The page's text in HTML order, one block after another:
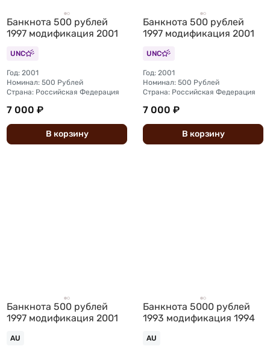
Банкнота 500 рублей
1997 модификация 2001
UNC
Год: 2001
Номинал: 500 Рублей
Страна: Российская Федерация
7 000 ₽
В корзину
Банкнота 500 рублей
1997 модификация 2001
UNC
Год: 2001
Номинал: 500 Рублей
Страна: Российская Федерация
7 000 ₽
В корзину
Банкнота 500 рублей
1997 модификация 2001
AU
Банкнота 5000 рублей
1993 модификация 1994
AU